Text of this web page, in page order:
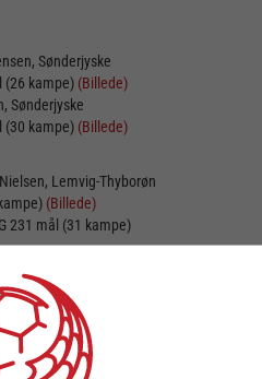
Sønderjyske
(26 kampe) (Billede)
Sønderjyske
(30 kampe) (Billede)
Lemvig-Thyborøn
(Billede)
231 mål (31 kampe)
KIF 173 mål (26
252 mål (36 kampe)